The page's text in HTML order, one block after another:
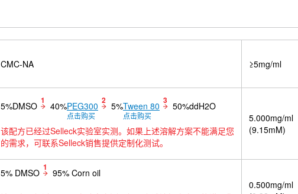
CMC-NA ≥5mg/ml
5%DMSO 1 40%PEG300
点击购买
2 5%Tween 80
点击购买
3 50%ddH2O
该配方已经过Selleck实验室实测。如果上述溶解方案不能满足您
的需求，可联系Selleck销售提供定制化测试。
5.000mg/ml
(9.15mM)
5% DMSO 1 95% Corn oil
0.500mg/ml